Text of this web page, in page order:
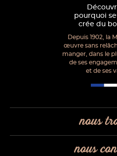
pourquoi
crée du
Depuis 1902, la
œuvre sans
manger, dans le
de ses
et de ses
nous
nous